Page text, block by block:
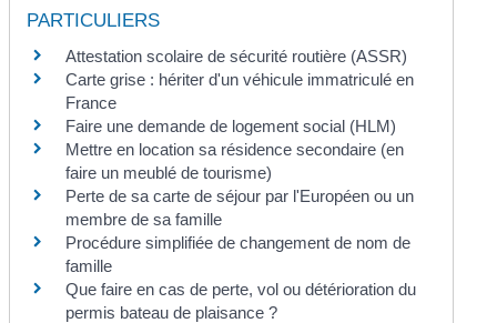
PARTICULIERS
Attestation scolaire de sécurité routière (ASSR)
Carte grise : hériter d'un véhicule immatriculé en
France
Faire une demande de logement social (HLM)
Mettre en location sa résidence secondaire (en
faire un meublé de tourisme)
Perte de sa carte de séjour par l'Européen ou un
membre de sa famille
Procédure simplifiée de changement de nom de
famille
Que faire en cas de perte, vol ou détérioration du
permis bateau de plaisance ?